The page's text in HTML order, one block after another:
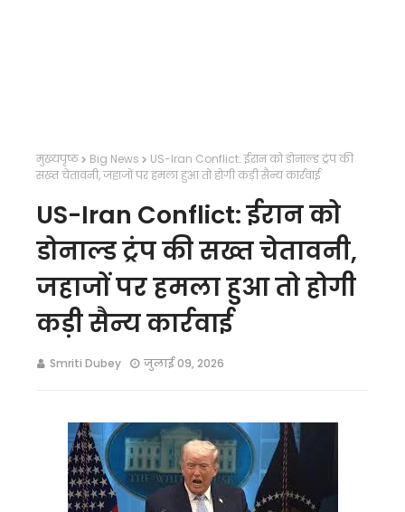
मुख्यपृष्ठ Big News
US-Iran Conflict: ईरान को डोनाल्ड ट्रंप की
सख्त चेतावनी, जहाजों पर हमला हुआ तो होगी कड़ी सैन्य कार्रवाई
US-Iran Conflict: ईरान को
डोनाल्ड ट्रंप की सख्त चेतावनी,
जहाजों पर हमला हुआ तो होगी
कड़ी सैन्य कार्रवाई
Smriti Dubey जुलाई 09, 2026